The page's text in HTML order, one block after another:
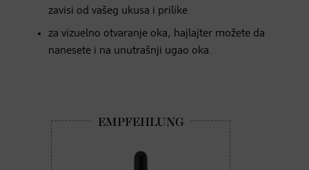
zavisi od vašeg ukusa i prilike
za vizuelno otvaranje oka, hajlajter možete da
nanesete i na unutrašnji ugao oka.